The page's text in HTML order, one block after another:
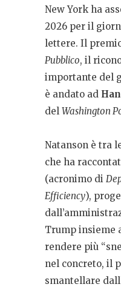
New York ha
2026 per il
lettere. Il
Pubblico, il
importante del
è andato ad
del Washington
Natanson è tra
che ha
(acronimo di
Efficiency),
Trump insieme
rendere più
nel concreto, il
smantellare